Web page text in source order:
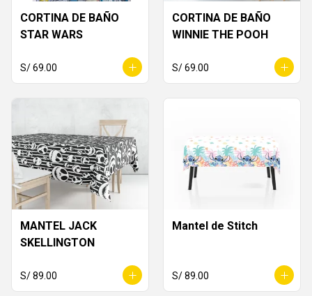
CORTINA DE BAÑO
STAR WARS
S/ 69.00
CORTINA DE BAÑO
WINNIE THE POOH
S/ 69.00
MANTEL JACK
SKELLINGTON
S/ 89.00
Mantel de Stitch
S/ 89.00